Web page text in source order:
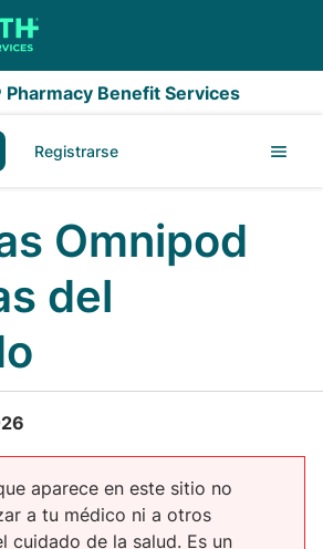
Benefit Services
Registrarse
Omnipod
del
aparece en este sitio no
a tu médico ni a otros
cuidado de la salud. Es un